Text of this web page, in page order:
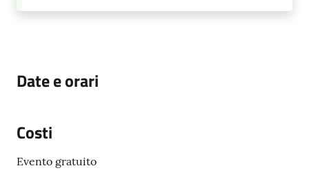
Date e orari
Costi
Evento gratuito